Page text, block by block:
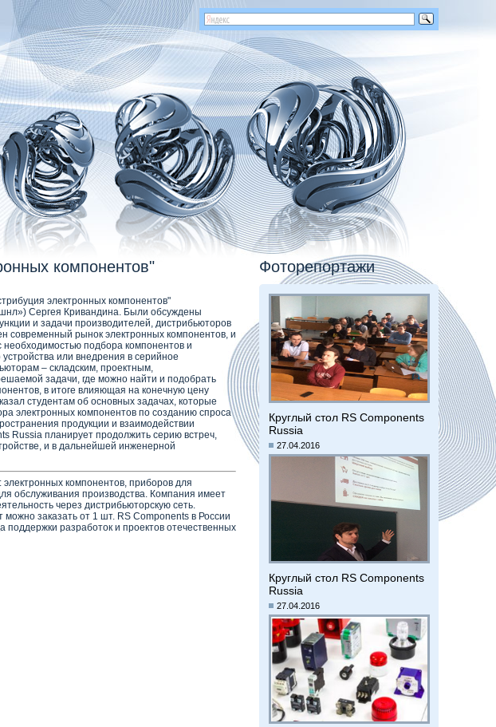
Фоторепортажи
Круглый стол RS Components
Russia
27.04.2016
Круглый стол RS Components
Russia
27.04.2016
компонентов"
электронных компонентов"
Сергея Кривандина. Были обсуждены
и задачи производителей, дистрибьюторов
современный рынок электронных компонентов, и
необходимостью подбора компонентов и
или внедрения в серийное
– складским, проектным,
задачи, где можно найти и подобрать
в итоге влияющая на конечную цену
студентам об основных задачах, которые
электронных компонентов по созданию спроса
продукции и взаимодействии
Russia планирует продолжить серию встреч,
и в дальнейшей инженерной
компонентов, приборов для
обслуживания производства. Компания имеет
через дистрибьюторскую сеть.
заказать от 1 шт. RS Components в России
разработок и проектов отечественных